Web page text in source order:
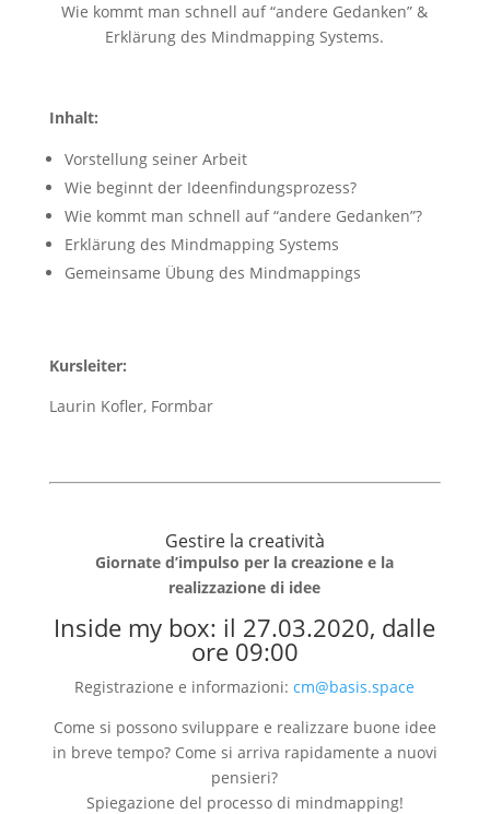
Wie kommt man schnell auf “andere Gedanken” &
Erklärung des Mindmapping Systems.
Inhalt:
Vorstellung seiner Arbeit
Wie beginnt der Ideenfindungsprozess?
Wie kommt man schnell auf “andere Gedanken”?
Erklärung des Mindmapping Systems
Gemeinsame Übung des Mindmappings
Kursleiter:
Laurin Kofler, Formbar
Gestire la creatività
Giornate d’impulso per la creazione e la
realizzazione di idee
Inside my box: il 27.03.2020, dalle
ore 09:00
Registrazione e informazioni:cm@basis.space
Come si possono sviluppare e realizzare buone idee
in breve tempo? Come si arriva rapidamente a nuovi
pensieri?
Spiegazione del processo di mindmapping!